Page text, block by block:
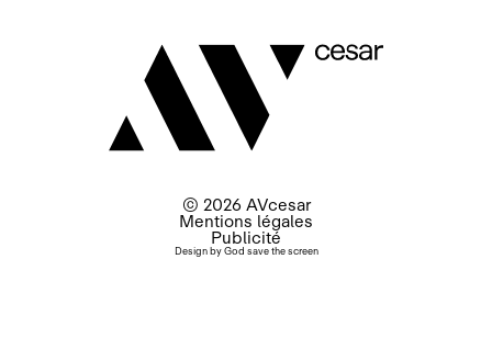
Design byGod save the screen
© 2026 AVcesar
Mentions légales
Publicité